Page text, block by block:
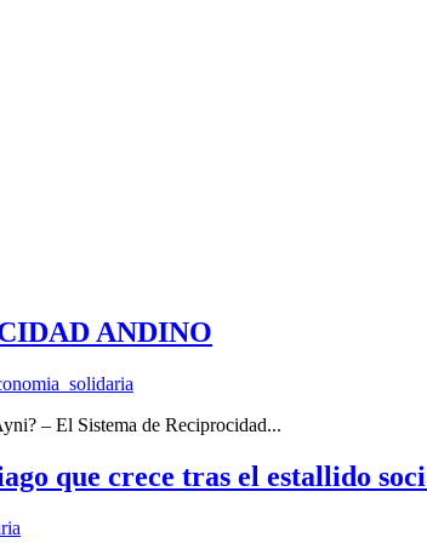
ANDINO
– El Sistema de Reciprocidad...
que crece tras el estallido